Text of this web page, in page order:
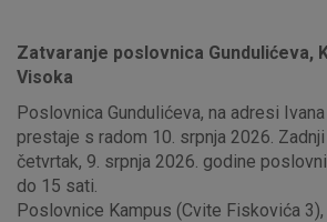
Zatvaranje poslovnica Gundulićeva,
Visoka
Poslovnica Gundulićeva, na adresi
prestaje s radom 10. srpnja 2026. Zadnji
četvrtak, 9. srpnja 2026. godine
do 15 sati.
Poslovnice Kampus (Cvite Fiskovića